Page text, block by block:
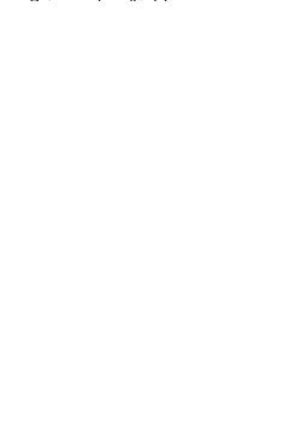
Privacy (english)